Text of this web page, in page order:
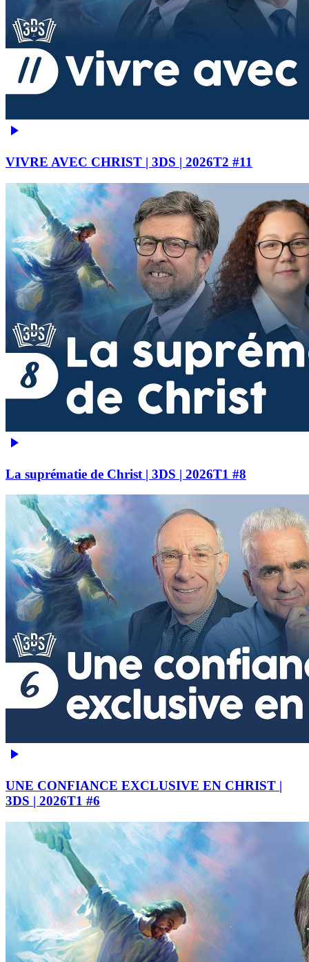
VIVRE AVEC CHRIST | 3DS | 2026T2 #11
La suprématie de Christ | 3DS | 2026T1 #8
UNE CONFIANCE EXCLUSIVE EN CHRIST |
3DS | 2026T1 #6